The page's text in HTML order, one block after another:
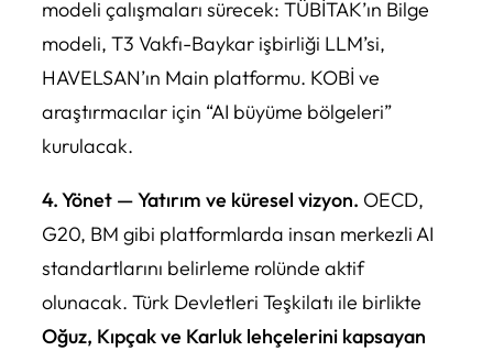
modeli çalışmaları sürecek: TÜBİTAK’ın Bilge
modeli, T3 Vakfı-Baykar işbirliği LLM’si,
HAVELSAN’ın Main platformu. KOBİ ve
araştırmacılar için “AI büyüme bölgeleri”
kurulacak.
4. Yönet — Yatırım ve küresel vizyon. OECD,
G20, BM gibi platformlarda insan merkezli AI
standartlarını belirleme rolünde aktif
olunacak. Türk Devletleri Teşkilatı ile birlikte
Oğuz, Kıpçak ve Karluk lehçelerini kapsayan